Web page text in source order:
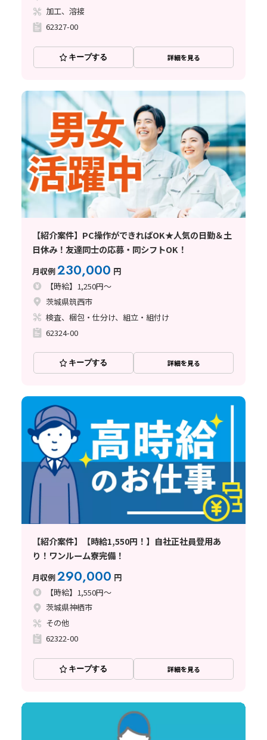
加工、溶接
62327-00
キープする 詳細を見る
【紹介案件】PC操作ができればOK★人気の日勤＆土
日休み！友達同士の応募・同シフトOK！
月収例230,000 円
【時給】1,250円～
茨城県筑西市
検査、梱包・仕分け、組立・組付け
62324-00
キープする 詳細を見る
【紹介案件】【時給1,550円！】自社正社員登用あ
り！ワンルーム寮完備！
月収例290,000 円
【時給】1,550円～
茨城県神栖市
その他
62322-00
キープする 詳細を見る